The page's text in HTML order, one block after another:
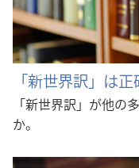
「新世界訳」は
「新世界訳」が他の
か。